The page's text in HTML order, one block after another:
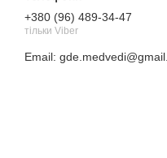
+380 (96) 489-34-47
тільки Viber
Email